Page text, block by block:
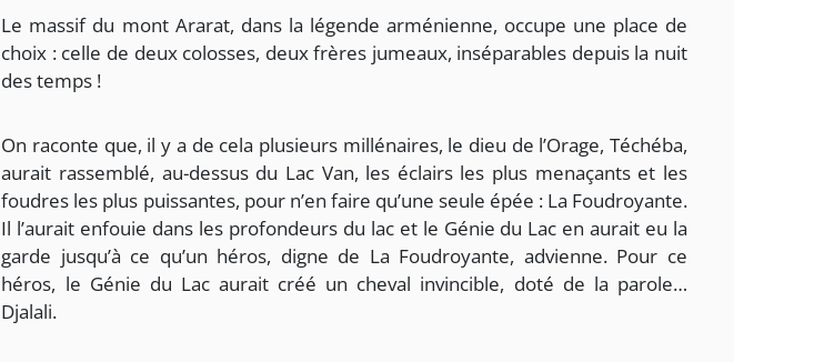
Le massif du mont Ararat, dans la légende arménienne, occupe une place de
choix : celle de deux colosses, deux frères jumeaux, inséparables depuis la nuit
des temps !
On raconte que, il y a de cela plusieurs millénaires, le dieu de l’Orage, Téchéba,
aurait rassemblé, au-dessus du Lac Van, les éclairs les plus menaçants et les
foudres les plus puissantes, pour n’en faire qu’une seule épée : La Foudroyante.
Il l’aurait enfouie dans les profondeurs du lac et le Génie du Lac en aurait eu la
garde jusqu’à ce qu’un héros, digne de La Foudroyante, advienne. Pour ce
héros, le Génie du Lac aurait créé un cheval invincible, doté de la parole…
Djalali.